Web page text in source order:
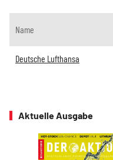
Name
Deutsche Lufthansa
Aktuelle Ausgabe